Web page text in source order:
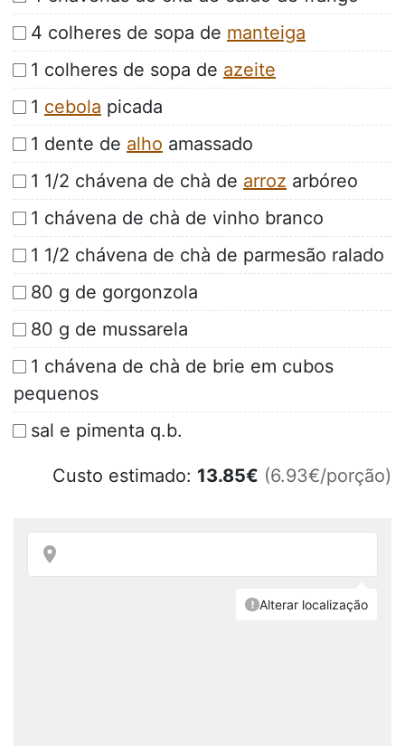
4 colheres de sopa de manteiga
1 colheres de sopa de azeite
1 cebola picada
1 dente de alho amassado
1 1/2 chávena de chà de arroz arbóreo
1 chávena de chà de vinho branco
1 1/2 chávena de chà de parmesão ralado
80 g de gorgonzola
80 g de mussarela
1 chávena de chà de brie em cubos
pequenos
sal e pimenta q.b.
Custo estimado: 13.85€ (6.93€/porção)